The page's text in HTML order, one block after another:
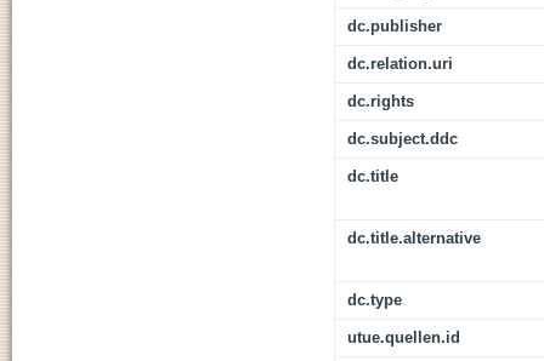
dc.publisher
dc.relation.uri
dc.rights
dc.subject.ddc
dc.title
dc.title.alternative
dc.type
utue.quellen.id